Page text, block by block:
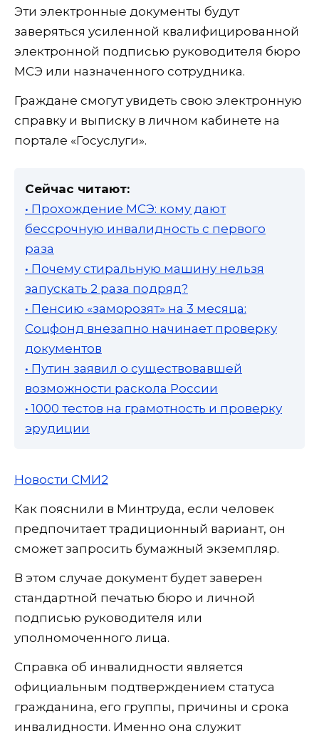
Эти электронные документы будут
заверяться усиленной квалифицированной
электронной подписью руководителя бюро
МСЭ или назначенного сотрудника.
Граждане смогут увидеть свою электронную
справку и выписку в личном кабинете на
портале «Госуслуги».
Сейчас читают:
• Прохождение МСЭ: кому дают
бессрочную инвалидность с первого
раза
• Почему стиральную машину нельзя
запускать 2 раза подряд?
• Пенсию «заморозят» на 3 месяца:
Соцфонд внезапно начинает проверку
документов
• Путин заявил о существовавшей
возможности раскола России
• 1000 тестов на грамотность и проверку
эрудиции
Новости СМИ2
Как пояснили в Минтруда, если человек
предпочитает традиционный вариант, он
сможет запросить бумажный экземпляр.
В этом случае документ будет заверен
стандартной печатью бюро и личной
подписью руководителя или
уполномоченного лица.
Справка об инвалидности является
официальным подтверждением статуса
гражданина, его группы, причины и срока
инвалидности. Именно она служит